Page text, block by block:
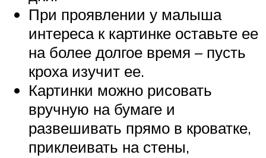
При проявлении у малыша
интереса к картинке оставьте ее
на более долгое время – пусть
кроха изучит ее.
Картинки можно рисовать
вручную на бумаге и
развешивать прямо в кроватке,
приклеивать на стены,